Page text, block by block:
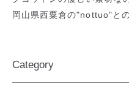
Category
岡山県西粟倉の"nottuo"と